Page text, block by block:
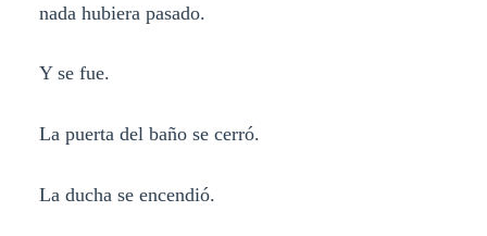
nada hubiera pasado.
Y se fue.
La puerta del baño se cerró.
La ducha se encendió.